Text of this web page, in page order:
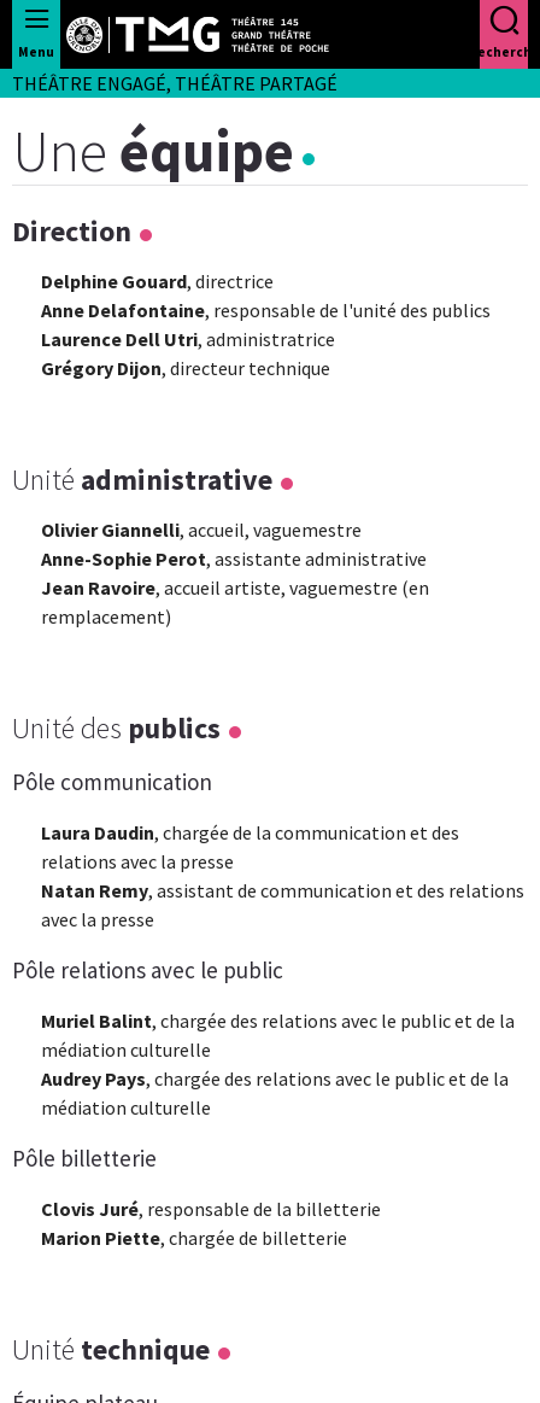
Panneau de gestion des cookies
Menu Recherche
THÉÂTRE ENGAGÉ, THÉÂTRE PARTAGÉ
Une équipe
Direction
Delphine Gouard, directrice
Anne Delafontaine, responsable de l'unité des publics
Laurence Dell Utri, administratrice
Grégory Dijon, directeur technique
Unité administrative
Olivier Giannelli, accueil, vaguemestre
Anne-Sophie Perot, assistante administrative
Jean Ravoire, accueil artiste, vaguemestre (en
remplacement)
Unité des publics
Pôle communication
Laura Daudin, chargée de la communication et des
relations avec la presse
Natan Remy, assistant de communication et des relations
avec la presse
Pôle relations avec le public
Muriel Balint, chargée des relations avec le public et de la
médiation culturelle
Audrey Pays, chargée des relations avec le public et de la
médiation culturelle
Pôle billetterie
Clovis Juré, responsable de la billetterie
Marion Piette, chargée de billetterie
Unité technique